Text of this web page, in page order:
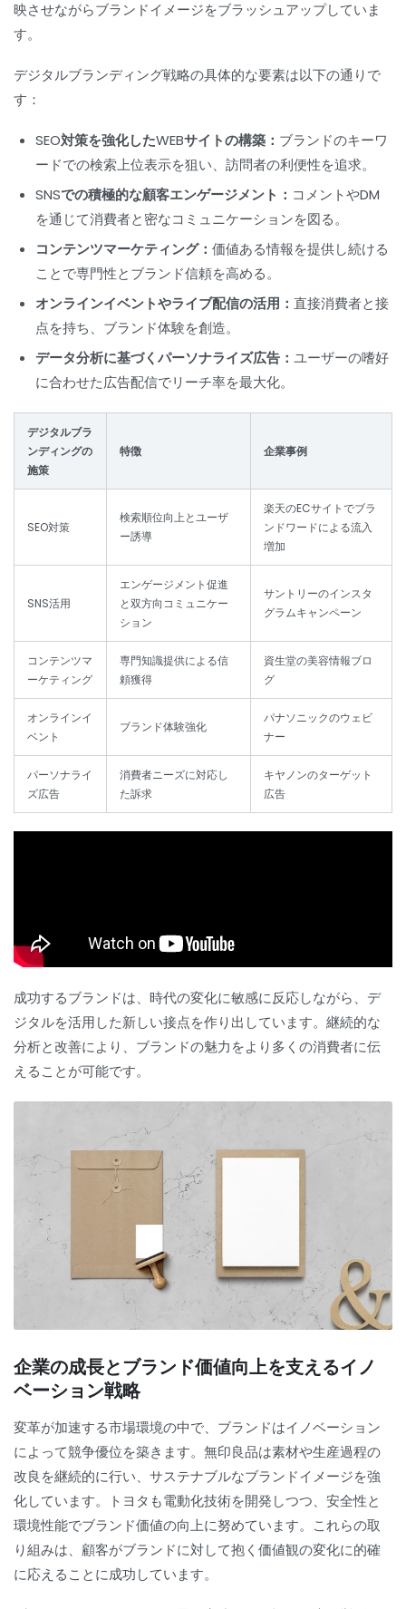
映させながらブランドイメージをブラッシュアップしていま
す。
デジタルブランディング戦略の具体的な要素は以下の通りで
す：
SEO対策を強化したWEBサイトの構築： ブランドのキーワ
ードでの検索上位表示を狙い、訪問者の利便性を追求。
SNSでの積極的な顧客エンゲージメント： コメントやDM
を通じて消費者と密なコミュニケーションを図る。
コンテンツマーケティング： 価値ある情報を提供し続ける
ことで専門性とブランド信頼を高める。
オンラインイベントやライブ配信の活用： 直接消費者と接
点を持ち、ブランド体験を創造。
データ分析に基づくパーソナライズ広告： ユーザーの嗜好
に合わせた広告配信でリーチ率を最大化。
デジタルブラ
ンディングの
施策
特徴 企業事例
SEO対策
検索順位向上とユーザ
ー誘導
楽天のECサイトでブラ
ンドワードによる流入
増加
SNS活用
エンゲージメント促進
と双方向コミュニケー
ション
サントリーのインスタ
グラムキャンペーン
コンテンツマ
ーケティング
専門知識提供による信
頼獲得
資生堂の美容情報ブロ
グ
オンラインイ
ベント
ブランド体験強化
パナソニックのウェビ
ナー
パーソナライ
ズ広告
消費者ニーズに対応し
た訴求
キヤノンのターゲット
広告
成功するブランドは、時代の変化に敏感に反応しながら、デ
ジタルを活用した新しい接点を作り出しています。継続的な
分析と改善により、ブランドの魅力をより多くの消費者に伝
えることが可能です。
企業の成長とブランド価値向上を支えるイノ
ベーション戦略
変革が加速する市場環境の中で、ブランドはイノベーション
によって競争優位を築きます。無印良品は素材や生産過程の
改良を継続的に行い、サステナブルなブランドイメージを強
化しています。トヨタも電動化技術を開発しつつ、安全性と
環境性能でブランド価値の向上に努めています。これらの取
り組みは、顧客がブランドに対して抱く価値観の変化に的確
に応えることに成功しています。